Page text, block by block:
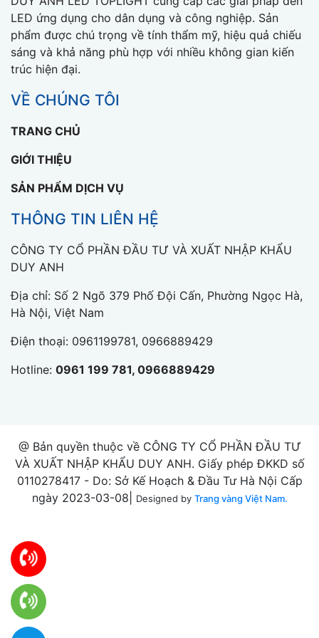
LED ứng dụng cho dân dụng và công nghiệp. Sản
phẩm được chú trọng về tính thẩm mỹ, hiệu quả chiếu
sáng và khả năng phù hợp với nhiều không gian kiến
trúc hiện đại.
VỀ CHÚNG TÔI
TRANG CHỦ
GIỚI THIỆU
SẢN PHẨM DỊCH VỤ
THÔNG TIN LIÊN HỆ
CÔNG TY CỔ PHẦN ĐẦU TƯ VÀ XUẤT NHẬP KHẨU
DUY ANH
Địa chỉ: Số 2 Ngõ 379 Phố Đội Cấn, Phường Ngọc Hà,
Hà Nội, Việt Nam
Điện thoại: 0961199781, 0966889429
Hotline: 0961 199 781, 0966889429
@ Bản quyền thuộc về CÔNG TY CỔ PHẦN ĐẦU TƯ
VÀ XUẤT NHẬP KHẨU DUY ANH. Giấy phép ĐKKD số
0110278417 - Do: Sở Kế Hoạch & Đầu Tư Hà Nội Cấp
ngày 2023-03-08|
Designed by Trang vàng Việt Nam.